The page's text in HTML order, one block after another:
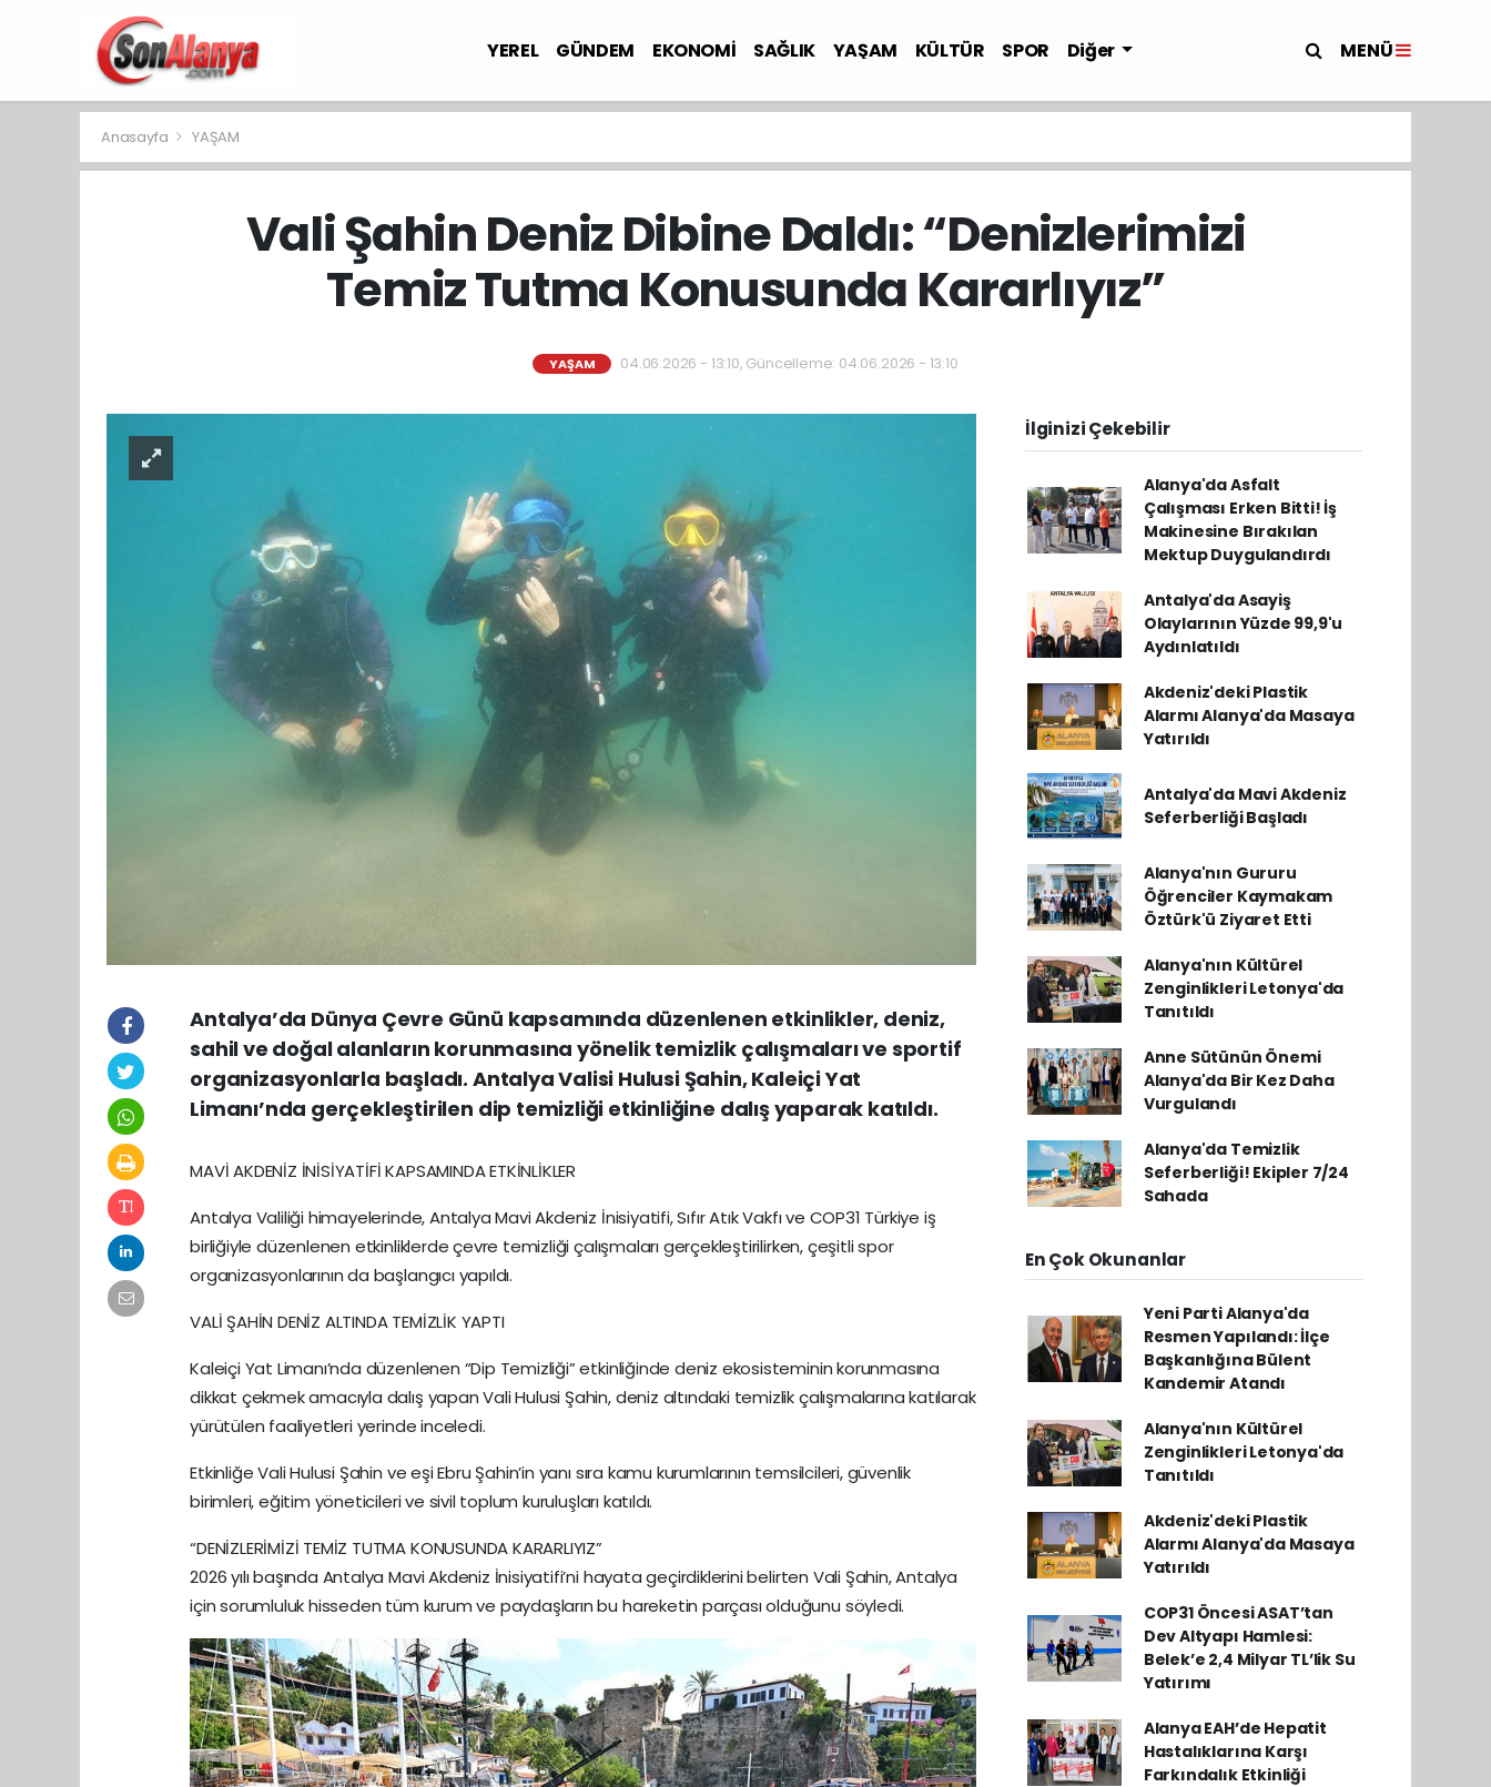
YEREL GÜNDEM EKONOMİ SAĞLIK YAŞAM KÜLTÜR SPOR Diğer MENÜ
Anasayfa YAŞAM
Vali Şahin Deniz Dibine Daldı: “Denizlerimizi
Temiz Tutma Konusunda Kararlıyız”
YAŞAM 04.06.2026 - 13:10, Güncelleme: 04.06.2026 - 13:10
Antalya’da Dünya Çevre Günü kapsamında düzenlenen etkinlikler, deniz,
sahil ve doğal alanların korunmasına yönelik temizlik çalışmaları ve sportif
organizasyonlarla başladı. Antalya Valisi Hulusi Şahin, Kaleiçi Yat
Limanı’nda gerçekleştirilen dip temizliği etkinliğine dalış yaparak katıldı.
MAVİ AKDENİZ İNİSİYATİFİ KAPSAMINDA ETKİNLİKLER
Antalya Valiliği himayelerinde, Antalya Mavi Akdeniz İnisiyatifi, Sıfır Atık Vakfı ve COP31 Türkiye iş
birliğiyle düzenlenen etkinliklerde çevre temizliği çalışmaları gerçekleştirilirken, çeşitli spor
organizasyonlarının da başlangıcı yapıldı.
VALİ ŞAHİN DENİZ ALTINDA TEMİZLİK YAPTI
Kaleiçi Yat Limanı’nda düzenlenen “Dip Temizliği” etkinliğinde deniz ekosisteminin korunmasına
dikkat çekmek amacıyla dalış yapan Vali Hulusi Şahin, deniz altındaki temizlik çalışmalarına katılarak
yürütülen faaliyetleri yerinde inceledi.
Etkinliğe Vali Hulusi Şahin ve eşi Ebru Şahin’in yanı sıra kamu kurumlarının temsilcileri, güvenlik
birimleri, eğitim yöneticileri ve sivil toplum kuruluşları katıldı.
“DENİZLERİMİZİ TEMİZ TUTMA KONUSUNDA KARARLIYIZ”
2026 yılı başında Antalya Mavi Akdeniz İnisiyatifi’ni hayata geçirdiklerini belirten Vali Şahin, Antalya
için sorumluluk hisseden tüm kurum ve paydaşların bu hareketin parçası olduğunu söyledi.
İlginizi Çekebilir
Alanya'da Asfalt
Çalışması Erken Bitti! İş
Makinesine Bırakılan
Mektup Duygulandırdı
Antalya'da Asayiş
Olaylarının Yüzde 99,9'u
Aydınlatıldı
Akdeniz'deki Plastik
Alarmı Alanya'da Masaya
Yatırıldı
Antalya'da Mavi Akdeniz
Seferberliği Başladı
Alanya'nın Gururu
Öğrenciler Kaymakam
Öztürk'ü Ziyaret Etti
Alanya'nın Kültürel
Zenginlikleri Letonya'da
Tanıtıldı
Anne Sütünün Önemi
Alanya'da Bir Kez Daha
Vurgulandı
Alanya'da Temizlik
Seferberliği! Ekipler 7/24
Sahada
En Çok Okunanlar
Yeni Parti Alanya'da
Resmen Yapılandı: İlçe
Başkanlığına Bülent
Kandemir Atandı
Alanya'nın Kültürel
Zenginlikleri Letonya'da
Tanıtıldı
Akdeniz'deki Plastik
Alarmı Alanya'da Masaya
Yatırıldı
COP31 Öncesi ASAT’tan
Dev Altyapı Hamlesi:
Belek’e 2,4 Milyar TL’lik Su
Yatırımı
Alanya EAH’de Hepatit
Hastalıklarına Karşı
Farkındalık Etkinliği